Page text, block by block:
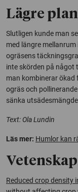
Lägre
Slutligen kunde man
med längre
ogräsens
inte skörden på
man kombinerar
ogräs och
sänka
Text: Ola Lundin
Läs mer: Humlor kan
Reduced crop density